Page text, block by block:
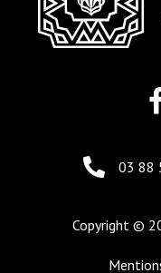
03 88
Copyright ©